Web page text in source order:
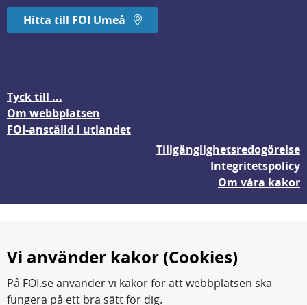
Hitta till FOI Umeå
Tyck till ...
Om webbplatsen
FOI-anställd i utlandet
Tillgänglighetsredogörelse
Integritetspolicy
Om våra kakor
Vi använder kakor (Cookies)
På FOI.se använder vi kakor för att webbplatsen ska
fungera på ett bra sätt för dig.